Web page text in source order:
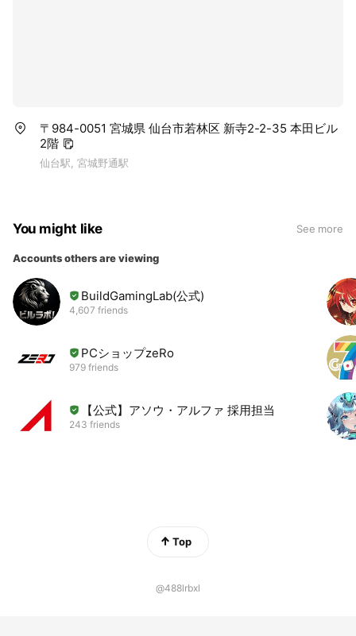
〒984-0051 宮城県 仙台市若林区 新寺2-2-35 本田ビル
2階
仙台駅, 宮城野通駅
You might like See more
Accounts others are viewing
BuildGamingLab(公式)
4,607 friends
PCショップzeRo
979 friends
【公式】アソウ・アルファ 採用担当
243 friends
Top
@488lrbxl